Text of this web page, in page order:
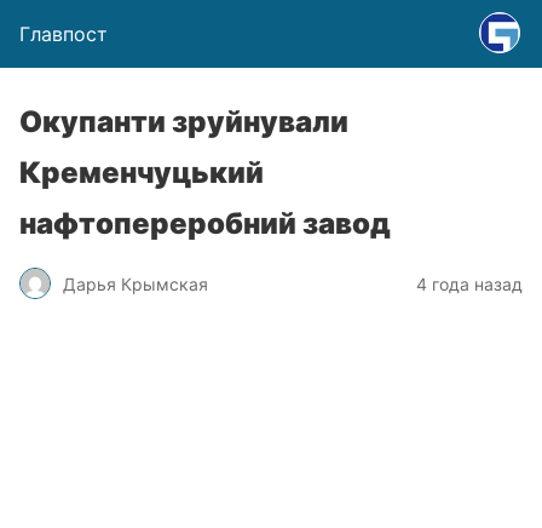
Главпост
Окупанти зруйнували
Кременчуцький
нафтопереробний завод
Дарья Крымская 4 года назад